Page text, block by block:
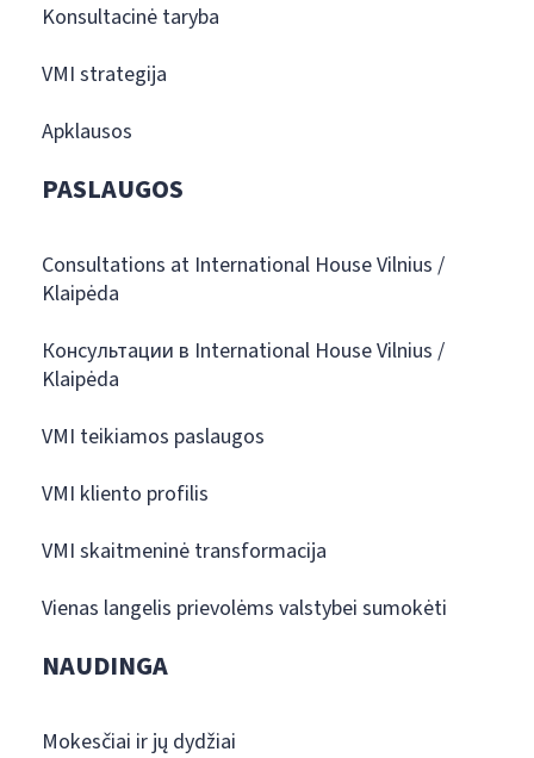
Konsultacinė taryba
VMI strategija
Apklausos
PASLAUGOS
Consultations at International House Vilnius /
Klaipėda
Консультации в International House Vilnius /
Klaipėda
VMI teikiamos paslaugos
VMI kliento profilis
VMI skaitmeninė transformacija
Vienas langelis prievolėms valstybei sumokėti
NAUDINGA
Mokesčiai ir jų dydžiai